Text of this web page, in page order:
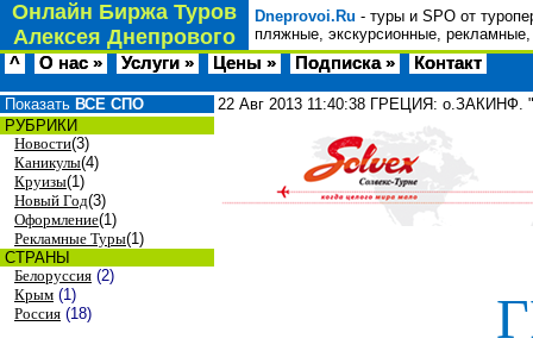
Онлайн Биржа Туров
Алексея Днепрового
Dneprovoi.Ru - туры и SPO от
пляжные, экскурсионные,
^ О нас » Услуги » Цены » Подписка » Контакт
Показать ВСЕ СПО
РУБРИКИ
Новости(3)
Каникулы(4)
Круизы(1)
Новый Год(3)
Оформление(1)
Рекламные Туры(1)
СТРАНЫ
Белоруссия (2)
Крым (1)
Россия (18)
22 Авг 2013 11:40:38 ГРЕЦИЯ: о.ЗАКИНФ.